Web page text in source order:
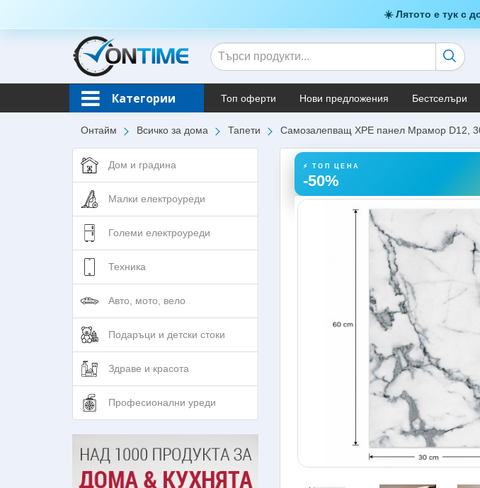
☀️ Лятото е тук с
Категории Топ оферти Нови предложения Бестселъри
Онтайм Всичко за дома Тапети Самозалепващ XPE панел Мрамор D12,
Дом и градина
Малки електроуреди
Големи електроуреди
Техника
Авто, мото, вело
Подаръци и детски стоки
Здраве и красота
Професионални уреди
⚡ ТОП ЦЕНА
-50%